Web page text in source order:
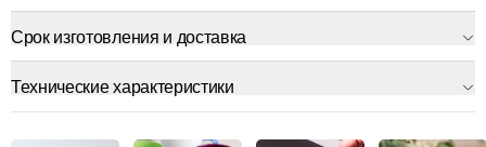
Срок изготовления и доставка
Технические характеристики